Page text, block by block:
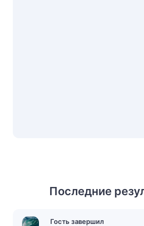
Последние
Гость завершил